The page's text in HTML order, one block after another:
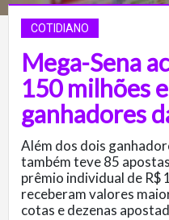
COTIDIANO
Mega-Sena
150 milhões
ganhadores
Além dos dois
também teve 85
prêmio individual de R$
receberam valores
cotas e dezenas